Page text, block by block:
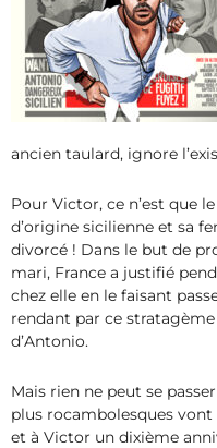
ancien taulard, ignore
Pour Victor, ce n’est que
d’origine sicilienne et sa
divorcé ! Dans le but de
mari, France a justifié
chez elle en le faisant
rendant par ce
d’Antonio.
Mais rien ne peut se
plus rocambolesques vont
et à Victor un dixième